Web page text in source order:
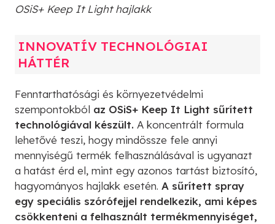
OSiS+ Keep It Light hajlakk
INNOVATÍV TECHNOLÓGIAI
HÁTTÉR
Fenntarthatósági és környezetvédelmi
szempontokból az OSiS+ Keep It Light sűrített
technológiával készült. A koncentrált formula
lehetővé teszi, hogy mindössze fele annyi
mennyiségű termék felhasználásával is ugyanazt
a hatást érd el, mint egy azonos tartást biztosító,
hagyományos hajlakk esetén. A sűrített spray
egy speciális szórófejjel rendelkezik, ami képes
csökkenteni a felhasznált termékmennyiséget,